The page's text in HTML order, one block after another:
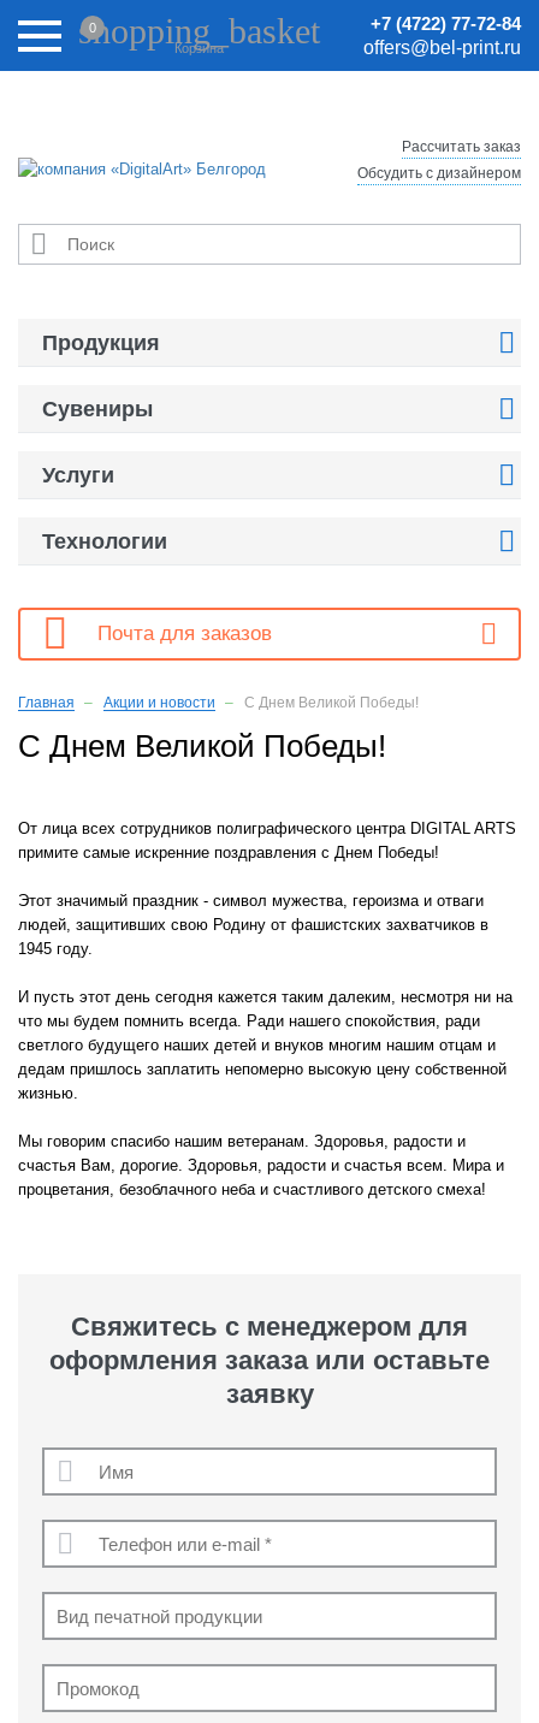
Внимание! Цены на сайте могут быть неактуальными.
Актуальные цены уточняйте у менеджеров.
+7 (4722) 77-72-84
offers@bel-print.ru
shopping_basket
Корзина
0

Рассчитать заказ
Обсудить с дизайнером
Продукция 
Сувениры 
Услуги 
Технологии 
 Почта для заказов
Главная Акции и новости С Днем Великой Победы!
С Днем Великой Победы!
От лица всех сотрудников полиграфического центра DIGITAL ARTS
примите самые искренние поздравления с Днем Победы!
Этот значимый праздник - символ мужества, героизма и отваги
людей, защитивших свою Родину от фашистских захватчиков в
1945 году.
И пусть этот день сегодня кажется таким далеким, несмотря ни на
что мы будем помнить всегда. Ради нашего спокойствия, ради
светлого будущего наших детей и внуков многим нашим отцам и
дедам пришлось заплатить непомерно высокую цену собственной
жизнью.
Мы говорим спасибо нашим ветеранам. Здоровья, радости и
счастья Вам, дорогие. Здоровья, радости и счастья всем. Мира и
процветания, безоблачного неба и счастливого детского смеха!
Свяжитесь с менеджером для
оформления заказа или оставьте
заявку